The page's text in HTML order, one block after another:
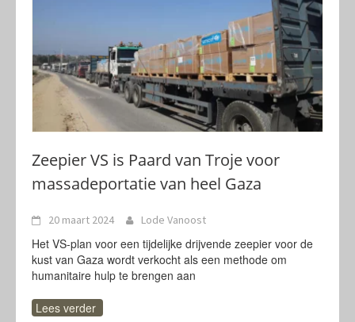
Zeepier VS is Paard van Troje voor
massadeportatie van heel Gaza
20 maart 2024 Lode Vanoost
Het VS-plan voor een tijdelijke drijvende zeepier voor de
kust van Gaza wordt verkocht als een methode om
humanitaire hulp te brengen aan
Lees verder